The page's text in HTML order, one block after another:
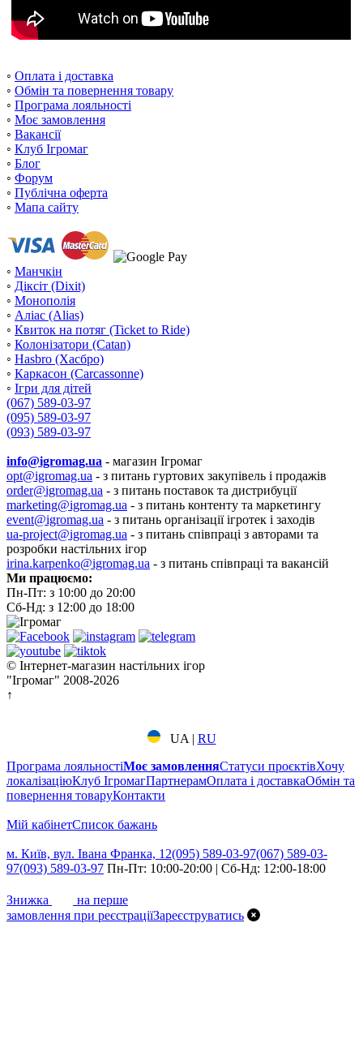
◦ Оплата і доставка
◦ Обмін та повернення товару
◦ Програма лояльності
◦ Моє замовлення
◦ Вакансії
◦ Клуб Ігромаг
◦ Блог
◦ Форум
◦ Публічна оферта
◦ Мапа сайту
◦ Манчкін
◦ Діксіт (Dixit)
◦ Монополія
◦ Аліас (Alias)
◦ Квиток на потяг (Ticket to Ride)
◦ Колонізатори (Catan)
◦ Hasbro (Хасбро)
◦ Каркасон (Carcassonne)
◦ Ігри для дітей
(067) 589-03-97
(095) 589-03-97
(093) 589-03-97
info@igromag.ua - магазин Ігромаг
opt@igromag.ua - з питань гуртових закупівель і продажів
order@igromag.ua - з питань поставок та дистрибуції
marketing@igromag.ua - з питань контенту та маркетингу
event@igromag.ua - з питань організації ігротек і заходів
ua-project@igromag.ua - з питань співпраці з авторами та
розробки настільних ігор
irina.karpenko@igromag.ua - з питань співпраці та вакансій
Ми працюємо:
Пн-Пт: з 10:00 до 20:00
Сб-Нд: з 12:00 до 18:00
© Інтернет-магазин настільних ігор
"Ігромаг" 2008-2026
↑
UA | RU
Програма лояльностіМоє замовленняСтатуси проєктівХочу
локалізаціюКлуб ІгромагПартнерамОплата і доставкаОбмін та
повернення товаруКонтакти
Мій кабінетCписок бажань
м. Київ, вул. Івана Франка, 12(095) 589-03-97(067) 589-03-
97(093) 589-03-97 Пн-Пт: 10:00-20:00 | Сб-Нд: 12:00-18:00
Знижка
на перше
замовлення при реєстраціїЗареєструватись